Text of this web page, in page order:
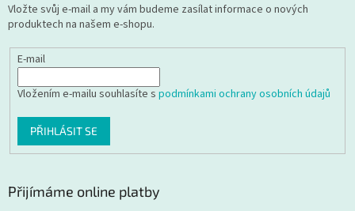
Vložte svůj e-mail a my vám budeme zasílat informace o nových
produktech na našem e-shopu.
E-mail
Vložením e-mailu souhlasíte s podmínkami ochrany osobních údajů
PŘIHLÁSIT SE
Přijímáme online platby